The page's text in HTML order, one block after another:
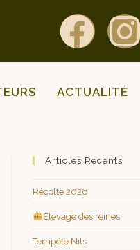
ACTUALITÉ
Articles Récents
Récolte 2026
Elevage des reines
Tempête Nils